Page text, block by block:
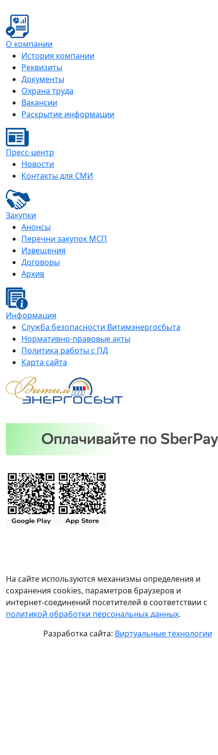
О компании
История компании
Реквизиты
Документы
Охрана труда
Вакансии
Раскрытие информации
Пресс-центр
Новости
Контакты для СМИ
Закупки
Анонсы
Перечни закупок МСП
Извещения
Договоры
Архив
Информация
Служба безопасности Витимэнергосбыта
Нормативно-правовые акты
Политика работы с ПД
Карта сайта
На сайте используются механизмы определения и
сохранения cookies, параметров браузеров и
интернет-соединений посетителей в соответствии с
политикой обработки персональных данных.
Разработка сайта: Виртуальные технологии